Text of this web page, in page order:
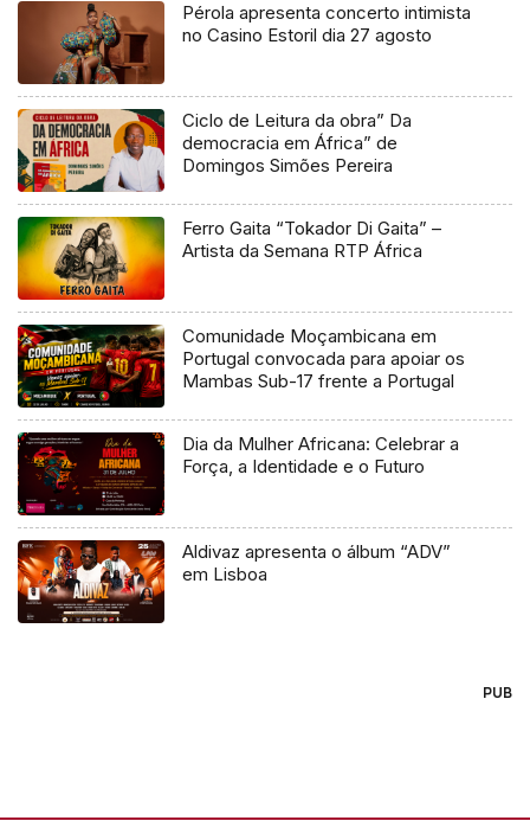
Pérola apresenta concerto intimista
no Casino Estoril dia 27 agosto
Ciclo de Leitura da obra” Da
democracia em África” de
Domingos Simões Pereira
Ferro Gaita “Tokador Di Gaita” –
Artista da Semana RTP África
Comunidade Moçambicana em
Portugal convocada para apoiar os
Mambas Sub-17 frente a Portugal
Dia da Mulher Africana: Celebrar a
Força, a Identidade e o Futuro
Aldivaz apresenta o álbum “ADV”
em Lisboa
PUB